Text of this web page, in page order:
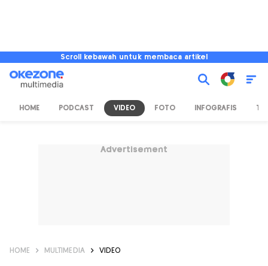
Scroll kebawah untuk membaca artikel
HOME PODCAST VIDEO FOTO INFOGRAFIS TV
Advertisement
HOME MULTIMEDIA VIDEO